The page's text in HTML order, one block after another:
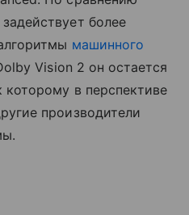
более
машинного
Vision 2 он остается
в перспективе
производители